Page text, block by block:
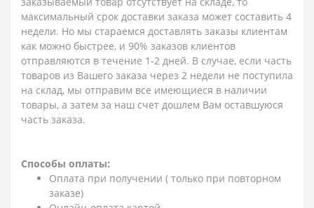
максимальный срок доставки заказа может составить 4
недели. Но мы стараемся доставлять заказы клиентам
как можно быстрее, и 90% заказов клиентов
отправляются в течение 1-2 дней. В случае, если часть
товаров из Вашего заказа через 2 недели не поступила
на склад, мы отправим все имеющиеся в наличии
товары, а затем за наш счет дошлем Вам оставшуюся
часть заказа.
Способы оплаты:
Оплата при получении ( только при повторном
заказе)